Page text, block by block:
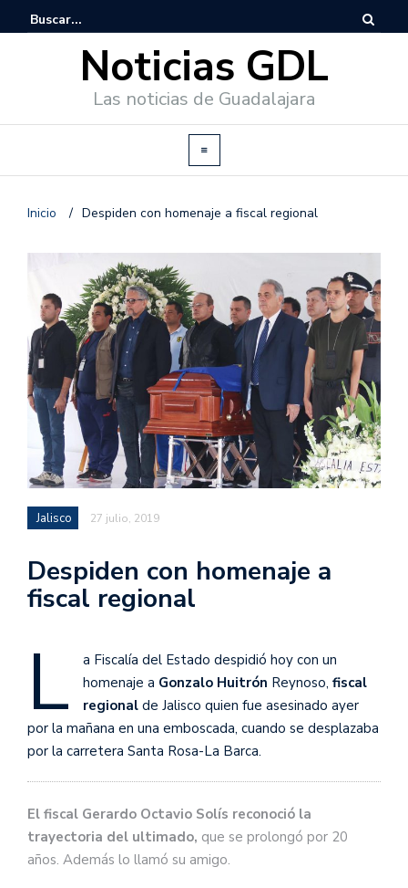
Noticias GDL
Las noticias de Guadalajara
Inicio / Despiden con homenaje a fiscal regional
Jalisco 27 julio, 2019
Despiden con homenaje a
fiscal regional
L
a Fiscalía del Estado despidió hoy con un
homenaje a Gonzalo Huitrón Reynoso, fiscal
regional de Jalisco quien fue asesinado ayer
por la mañana en una emboscada, cuando se desplazaba
por la carretera Santa Rosa-La Barca.
El fiscal Gerardo Octavio Solís reconoció la
trayectoria del ultimado, que se prolongó por 20
años. Además lo llamó su amigo.